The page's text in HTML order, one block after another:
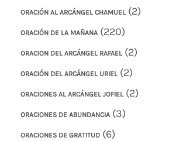
ORACIÓN AL ARCÁNGEL CHAMUEL (2)
ORACIÓN DE LA MAÑANA (220)
ORACION DEL ARCÁNGEL RAFAEL (2)
ORACIÓN DEL ARCÁNGEL URIEL (2)
ORACIONES AL ARCÁNGEL JOFIEL (2)
ORACIONES DE ABUNDANCIA (3)
ORACIONES DE GRATITUD (6)